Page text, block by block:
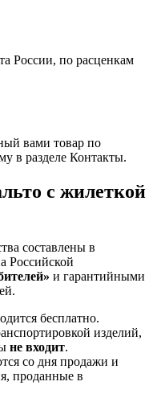
России, по расценкам
вами товар по
в разделе Контакты.
с жилеткой
составлены в
Российской
и гарантийными
бесплатно.
изделий,
не входит.
со дня продажи и
проданные в